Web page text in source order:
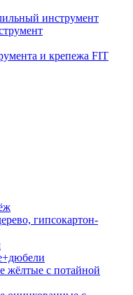
инструмент
и крепежа FIT
гипсокартон-
жёлтые с потайной